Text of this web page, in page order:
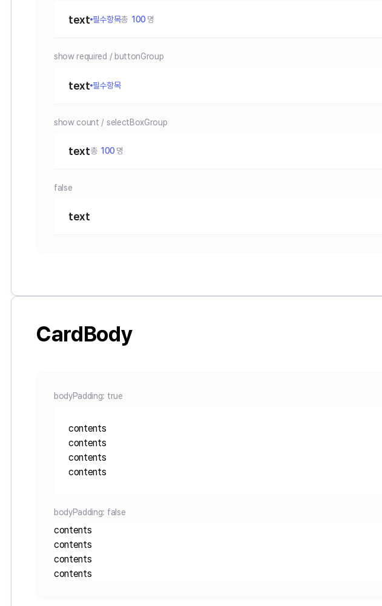
text 필수항목총 100 명
show required / buttonGroup
text 필수항목
show count / selectBoxGroup
text총 100 명
false
text
CardBody
bodyPadding: true
contents
contents
contents
contents
bodyPadding: false
contents
contents
contents
contents